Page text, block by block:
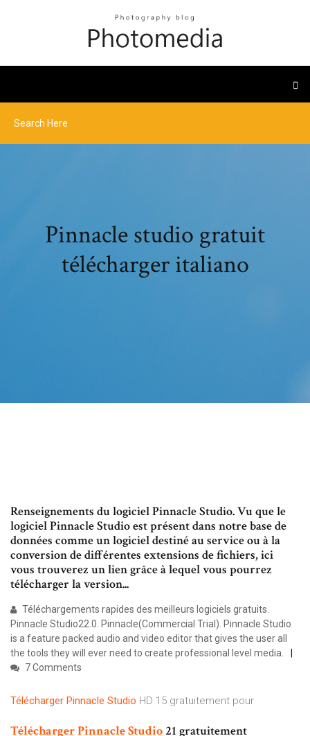
Pinnacle studio gratuit
télécharger italiano
Renseignements du logiciel Pinnacle Studio. Vu que le
logiciel Pinnacle Studio est présent dans notre base de
données comme un logiciel destiné au service ou à la
conversion de différentes extensions de fichiers, ici
vous trouverez un lien grâce à lequel vous pourrez
télécharger la version...
Téléchargements rapides des meilleurs logiciels gratuits.
Pinnacle Studio22.0. Pinnacle(Commercial Trial). Pinnacle Studio
is a feature packed audio and video editor that gives the user all
the tools they will ever need to create professional level media.
7 Comments
Télécharger Pinnacle Studio HD 15 gratuitement pour
TéléchargerPinnacleStudio 21 gratuitement